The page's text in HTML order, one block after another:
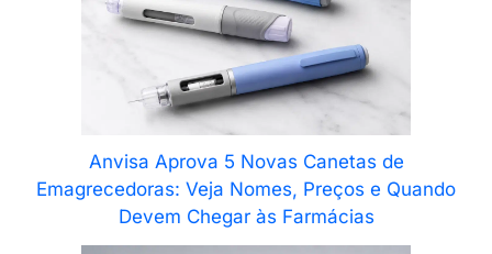
Anvisa Aprova 5 Novas Canetas de
Emagrecedoras: Veja Nomes, Preços e Quando
Devem Chegar às Farmácias